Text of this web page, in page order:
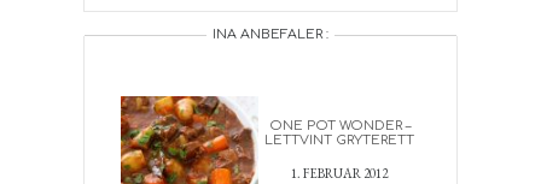
INA ANBEFALER :
ONE POT WONDER –
LETTVINT GRYTERETT
1. FEBRUAR 2012